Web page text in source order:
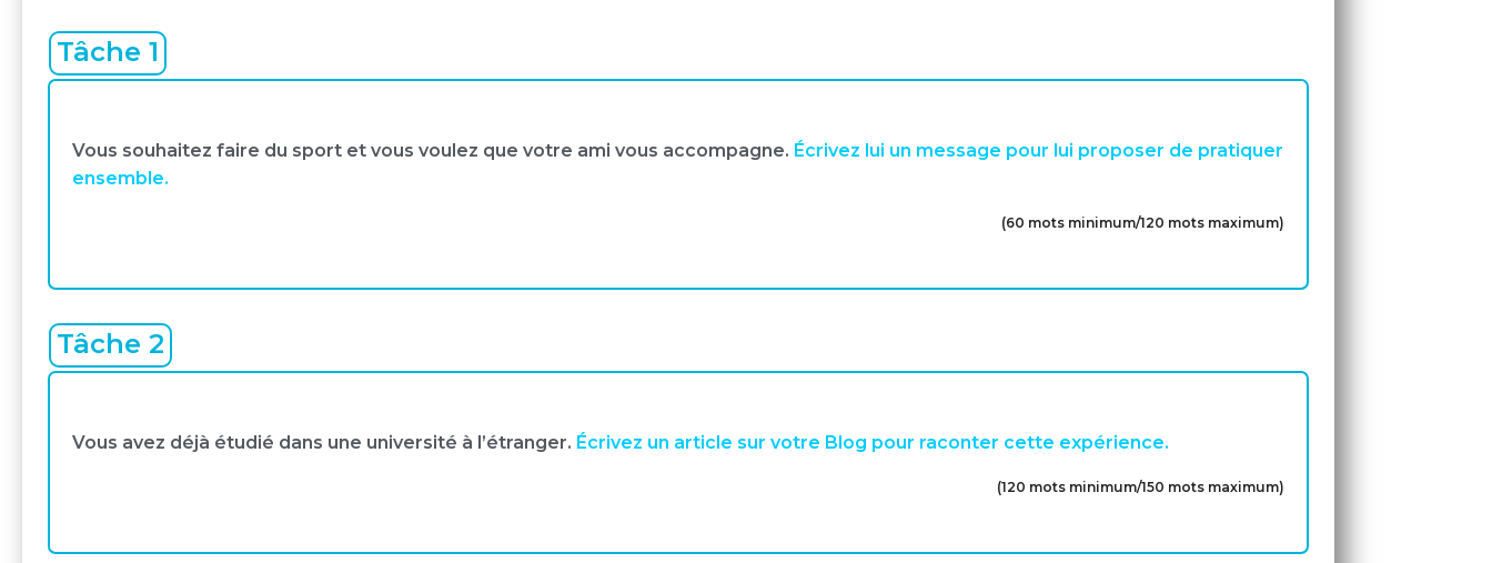
Tâche 1
Vous souhaitez faire du sport et vous voulez que votre ami vous accompagne. Écrivez lui un message pour lui proposer de pratiquer
ensemble.
(60 mots minimum/120 mots maximum)
Tâche 2
Vous avez déjà étudié dans une université à l’étranger. Écrivez un article sur votre Blog pour raconter cette expérience.
(120 mots minimum/150 mots maximum)